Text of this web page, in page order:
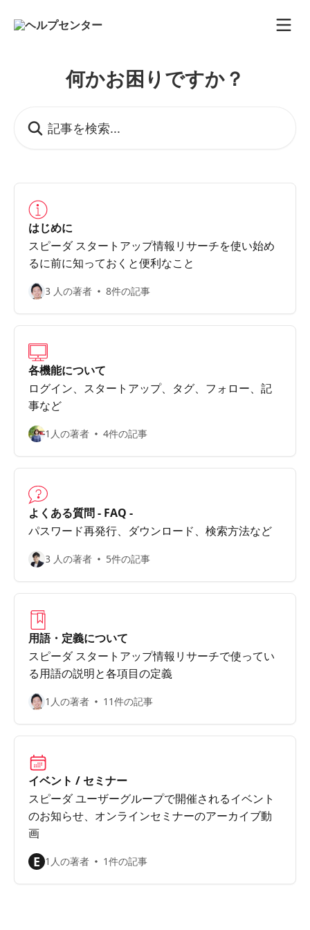
何かお困りですか？
はじめに
スピーダ スタートアップ情報リサーチを使い始め
るに前に知っておくと便利なこと
3 人の著者 8件の記事
各機能について
ログイン、スタートアップ、タグ、フォロー、記
事など
1人の著者 4件の記事
よくある質問 - FAQ -
パスワード再発行、ダウンロード、検索方法など
3 人の著者 5件の記事
用語・定義について
スピーダ スタートアップ情報リサーチで使ってい
る用語の説明と各項目の定義
1人の著者 11件の記事
イベント / セミナー
スピーダ ユーザーグループで開催されるイベント
のお知らせ、オンラインセミナーのアーカイブ動
画
E 1人の著者 1件の記事